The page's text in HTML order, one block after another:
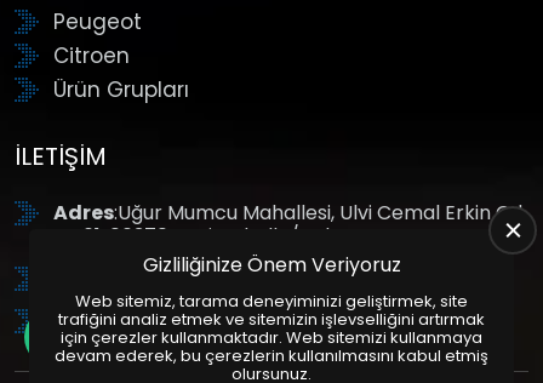
Peugeot
Citroen
Ürün Grupları
İLETIŞIM
Adres:Uğur Mumcu Mahallesi, Ulvi Cemal Erkin Cd.
No:61, 06370 Yenimahalle/Ankara
: +90 (312) 354 8888
GSM: +90 (532) 343 4085
Gizliliğinize Önem Veriyoruz
Web sitemiz, tarama deneyiminizi geliştirmek, site
trafiğini analiz etmek ve sitemizin işlevselliğini artırmak
için çerezler kullanmaktadır. Web sitemizi kullanmaya
devam ederek, bu çerezlerin kullanılmasını kabul etmiş
olursunuz.